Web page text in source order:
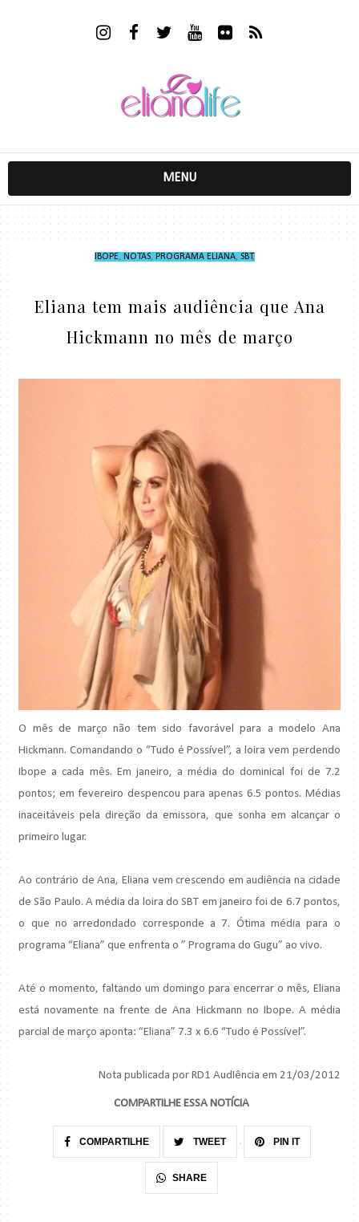
MENU
IBOPE, NOTAS, PROGRAMA ELIANA, SBT,
Eliana tem mais audiência que Ana
Hickmann no mês de março
O mês de março não tem sido favorável para a modelo Ana
Hickmann. Comandando o “Tudo é Possível”, a loira vem perdendo
Ibope a cada mês. Em janeiro, a média do dominical foi de 7.2
pontos; em fevereiro despencou para apenas 6.5 pontos. Médias
inaceitáveis pela direção da emissora, que sonha em alcançar o
primeiro lugar.
Ao contrário de Ana, Eliana vem crescendo em audiência na cidade
de São Paulo. A média da loira do SBT em janeiro foi de 6.7 pontos,
o que no arredondado corresponde a 7. Ótima média para o
programa “Eliana” que enfrenta o ” Programa do Gugu” ao vivo.
Até o momento, faltando um domingo para encerrar o mês, Eliana
está novamente na frente de Ana Hickmann no Ibope. A média
parcial de março aponta: “Eliana” 7.3 x 6.6 “Tudo é Possível”.
Nota publicada por RD1 AudIência em 21/03/2012
COMPARTILHE ESSA NOTÍCIA
COMPARTILHE TWEET PIN IT
SHARE